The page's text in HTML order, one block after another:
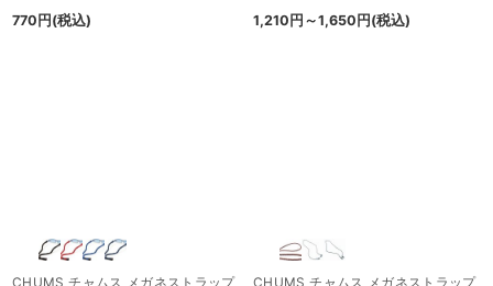
770 円 (税込)
1,210 円 ～1,650 円 (税込)
CHUMS チャムス メガネストラップ
CHUMS チャムス メガネストラップ